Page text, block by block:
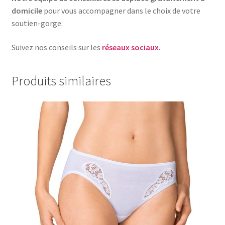
domicilepour vous accompagner dans le choix de votre
soutien-gorge.
Suivez nos conseils sur les réseaux sociaux.
Produits similaires
être
choisies